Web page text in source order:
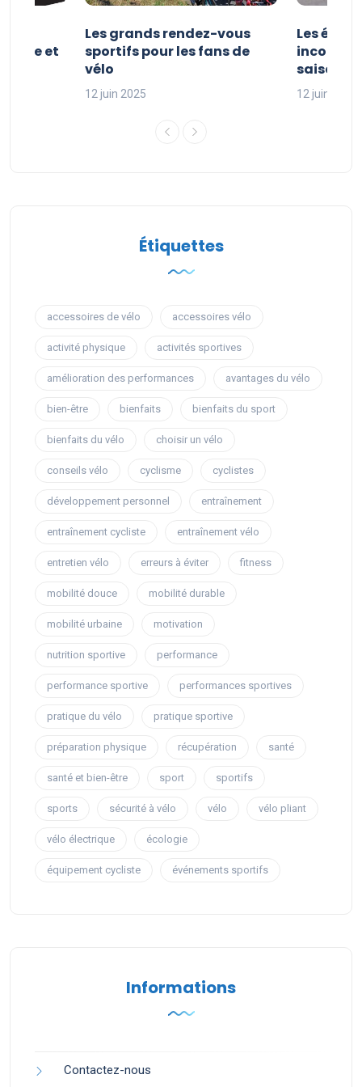
et
Les grands rendez-vous
sportifs pour les fans de
vélo
12 juin 2025
Les
saison
12 juin 2025
Étiquettes
accessoires de vélo accessoires vélo
activité physique activités sportives
amélioration des performances avantages du vélo
bien-être bienfaits bienfaits du sport
bienfaits du vélo choisir un vélo
conseils vélo cyclisme cyclistes
développement personnel entraînement
entraînement cycliste entraînement vélo
entretien vélo erreurs à éviter fitness
mobilité douce mobilité durable
mobilité urbaine motivation
nutrition sportive performance
performance sportive performances sportives
pratique du vélo pratique sportive
préparation physique récupération santé
santé et bien-être sport sportifs
sports sécurité à vélo vélo vélo pliant
vélo électrique écologie
équipement cycliste événements sportifs
Informations
Contactez-nous